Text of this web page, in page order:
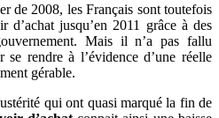
de 2008, les Français sont toutefois
d’achat jusqu’en 2011 grâce à des
Mais il n’a pas fallu
rendre à l’évidence d’une réelle
gérable.
qui ont quasi marqué la fin de